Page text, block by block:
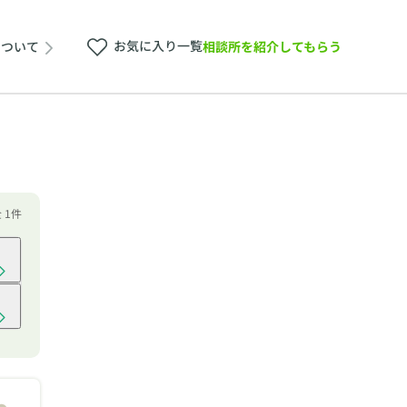
いて お気に入り一覧相談所を紹介してもらう
1件